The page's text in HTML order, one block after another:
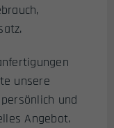
unsere
und
Angebot.